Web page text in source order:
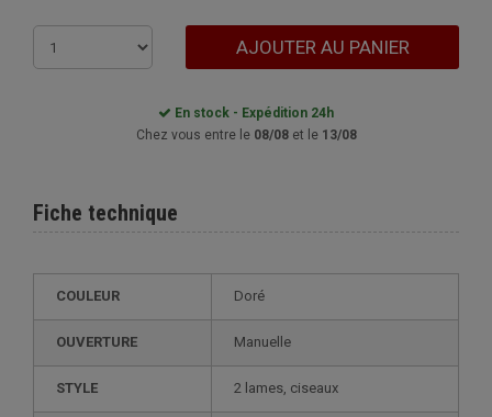
AJOUTER AU PANIER
En stock - Expédition 24h
Chez vous entre le 08/08et le 13/08
Fiche technique
COULEUR Doré
OUVERTURE Manuelle
STYLE 2 lames, ciseaux